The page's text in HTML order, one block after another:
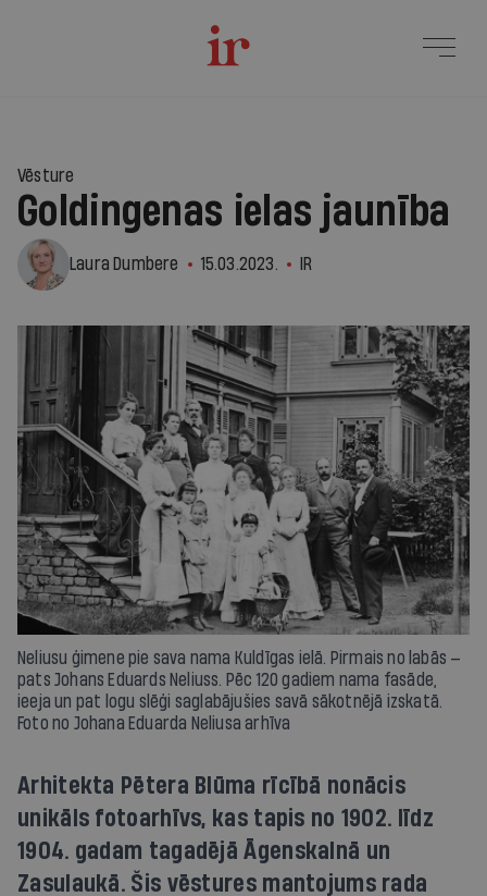
Vēsture
Goldingenas ielas jaunība
Laura Dumbere 15.03.2023. IR
Neliusu ģimene pie sava nama Kuldīgas ielā. Pirmais no labās —
pats Johans Eduards Neliuss. Pēc 120 gadiem nama fasāde,
ieeja un pat logu slēģi saglabājušies savā sākotnējā izskatā.
Foto no Johana Eduarda Neliusa arhīva
Arhitekta Pētera Blūma rīcībā nonācis
unikāls fotoarhīvs, kas tapis no 1902. līdz
1904. gadam tagadējā Āgenskalnā un
Zasulaukā. Šis vēstures mantojums rada